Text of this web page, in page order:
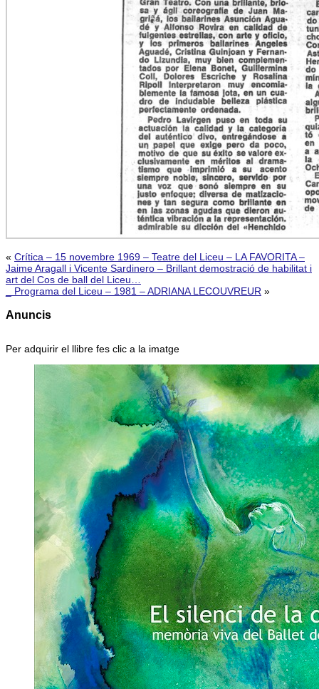
« Crítica – 15 novembre 1969 – Teatre del Liceu – LA FAVORITA –
Jaime Aragall i Vicente Sardinero – Brillant demostració de habilitat i
art del Cos de ball del Liceu…
_ Programa del Liceu – 1981 – ADRIANA LECOUVREUR »
Anuncis
Per adquirir el llibre fes clic a la imatge